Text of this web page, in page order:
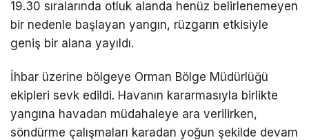
19.30 sıralarında otluk alanda henüz belirlenemeyen
bir nedenle başlayan yangın, rüzgarın etkisiyle
geniş bir alana yayıldı.
İhbar üzerine bölgeye Orman Bölge Müdürlüğü
ekipleri sevk edildi. Havanın kararmasıyla birlikte
yangına havadan müdahaleye ara verilirken,
söndürme çalışmaları karadan yoğun şekilde devam